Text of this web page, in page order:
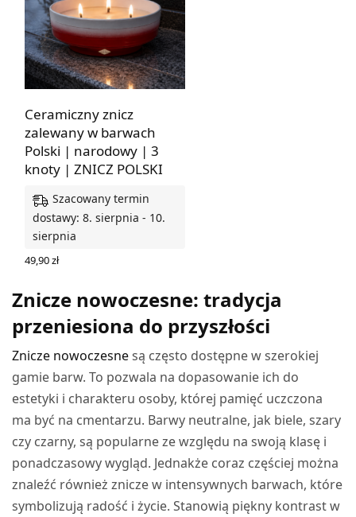
Ceramiczny znicz
zalewany w barwach
Polski | narodowy | 3
knoty | ZNICZ POLSKI
Szacowany termin
dostawy: 8. sierpnia - 10.
sierpnia
49,90zł
Znicze nowoczesne: tradycja
przeniesiona do przyszłości
Znicze nowoczesnesą często dostępne w szerokiej
gamie barw. To pozwala na dopasowanie ich do
estetyki i charakteru osoby, której pamięć uczczona
ma być na cmentarzu. Barwy neutralne, jak biele, szary
czy czarny, są popularne ze względu na swoją klasę i
ponadczasowy wygląd. Jednakże coraz częściej można
znaleźć również znicze w intensywnych barwach, które
symbolizują radość i życie. Stanowią piękny kontrast w